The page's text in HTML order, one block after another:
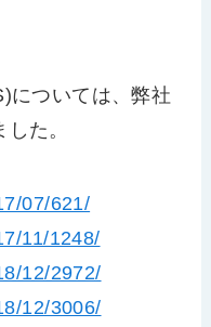
については、弊社
た。
07/621/
11/1248/
12/2972/
12/3006/